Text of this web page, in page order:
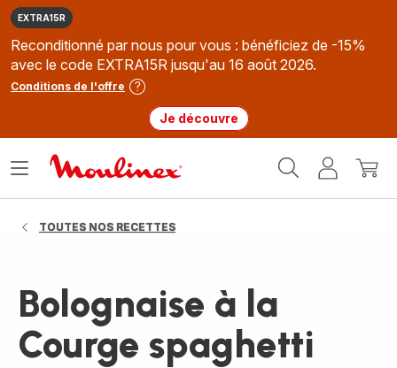
EXTRA15R
Reconditionné par nous pour vous : bénéficiez de -15%
avec le code EXTRA15R jusqu'au 16 août 2026.
Conditions de l'offre
Je découvre
MonMon
Ouvrir
TOUTES NOS RECETTES
Bolognaise à la
Courge spaghetti